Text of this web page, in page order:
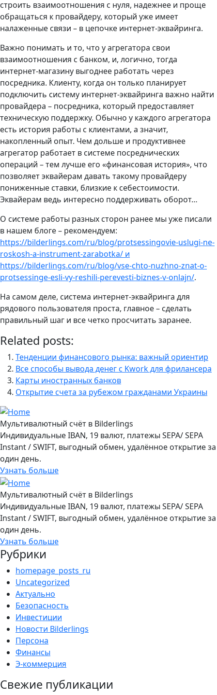
строить взаимоотношения с нуля, надежнее и проще
обращаться к провайдеру, который уже имеет
налаженные связи – в цепочке интернет-эквайринга.
Важно понимать и то, что у агрегатора свои
взаимоотношения с банком, и, логично, тогда
интернет-магазину выгоднее работать через
посредника. Клиенту, когда он только планирует
подключить систему интернет-эквайринга важно найти
провайдера – посредника, который предоставляет
техническую поддержку. Обычно у каждого агрегатора
есть история работы с клиентами, а значит,
накопленный опыт. Чем дольше и продуктивнее
агрегатор работает в системе посреднических
операций – тем лучше его «финансовая история», что
позволяет эквайерам давать такому провайдеру
пониженные ставки, близкие к себестоимости.
Эквайерам ведь интересно поддерживать оборот…
О системе работы разных сторон ранее мы уже писали
в нашем блоге – рекомендуем:
https://bilderlings.com/ru/blog/protsessingovie-uslugi-ne-
roskosh-a-instrument-zarabotka/ и
https://bilderlings.com/ru/blog/vse-chto-nuzhno-znat-o-
protsessinge-esli-vy-reshili-perevesti-biznes-v-onlajn/.
На самом деле, система интернет-эквайринга для
рядового пользователя проста, главное – сделать
правильный шаг и все четко просчитать заранее.
Related posts:
Тенденции финансового рынка: важный ориентир
Все способы вывода денег с Kwork для фрилансера
Карты иностранных банков
Открытие счета за рубежом гражданами Украины
Мультивалютный счёт в Bilderlings
Индивидуальные IBAN, 19 валют, платежы SEPA/ SEPA
Instant / SWIFT, выгодный обмен, удалённое открытие за
один день.
Узнать больше
Мультивалютный счёт в Bilderlings
Индивидуальные IBAN, 19 валют, платежы SEPA/ SEPA
Instant / SWIFT, выгодный обмен, удалённое открытие за
один день.
Узнать больше
Рубрики
homepage_posts_ru
Uncategorized
Актуально
Безопасность
Инвестиции
Новости Bilderlings
Персона
Финансы
Э-коммерция
Свежие публикации